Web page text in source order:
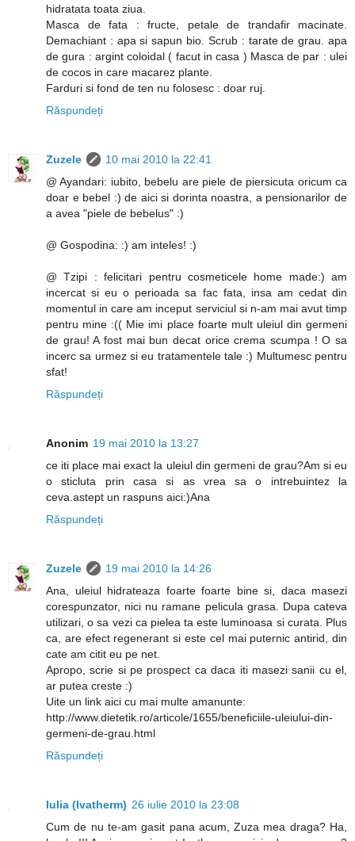
hidratata toata ziua.
Masca de fata : fructe, petale de trandafir macinate.
Demachiant : apa si sapun bio. Scrub : tarate de grau. apa
de gura : argint coloidal ( facut in casa ) Masca de par : ulei
de cocos in care macarez plante.
Farduri si fond de ten nu folosesc : doar ruj.
Răspundeți
Zuzele
10 mai 2010 la 22:41
@ Ayandari: iubito, bebelu are piele de piersicuta oricum ca
doar e bebel :) de aici si dorinta noastra, a pensionarilor de
a avea "piele de bebelus" :)
@ Gospodina: :) am inteles! :)
@ Tzipi : felicitari pentru cosmeticele home made:) am
incercat si eu o perioada sa fac fata, insa am cedat din
momentul in care am inceput serviciul si n-am mai avut timp
pentru mine :(( Mie imi place foarte mult uleiul din germeni
de grau! A fost mai bun decat orice crema scumpa ! O sa
incerc sa urmez si eu tratamentele tale :) Multumesc pentru
sfat!
Răspundeți
Anonim 19 mai 2010 la 13:27
ce iti place mai exact la uleiul din germeni de grau?Am si eu
o sticluta prin casa si as vrea sa o intrebuintez la
ceva.astept un raspuns aici:)Ana
Răspundeți
Zuzele
19 mai 2010 la 14:26
Ana, uleiul hidrateaza foarte foarte bine si, daca masezi
corespunzator, nici nu ramane pelicula grasa. Dupa cateva
utilizari, o sa vezi ca pielea ta este luminoasa si curata. Plus
ca, are efect regenerant si este cel mai puternic antirid, din
cate am citit eu pe net.
Apropo, scrie si pe prospect ca daca iti masezi sanii cu el,
ar putea creste :)
Uite un link aici cu mai multe amanunte:
http://www.dietetik.ro/articole/1655/beneficiile-uleiului-din-
germeni-de-grau.html
Răspundeți
Iulia (Ivatherm) 26 iulie 2010 la 23:08
Cum de nu te-am gasit pana acum, Zuza mea draga? Ha,